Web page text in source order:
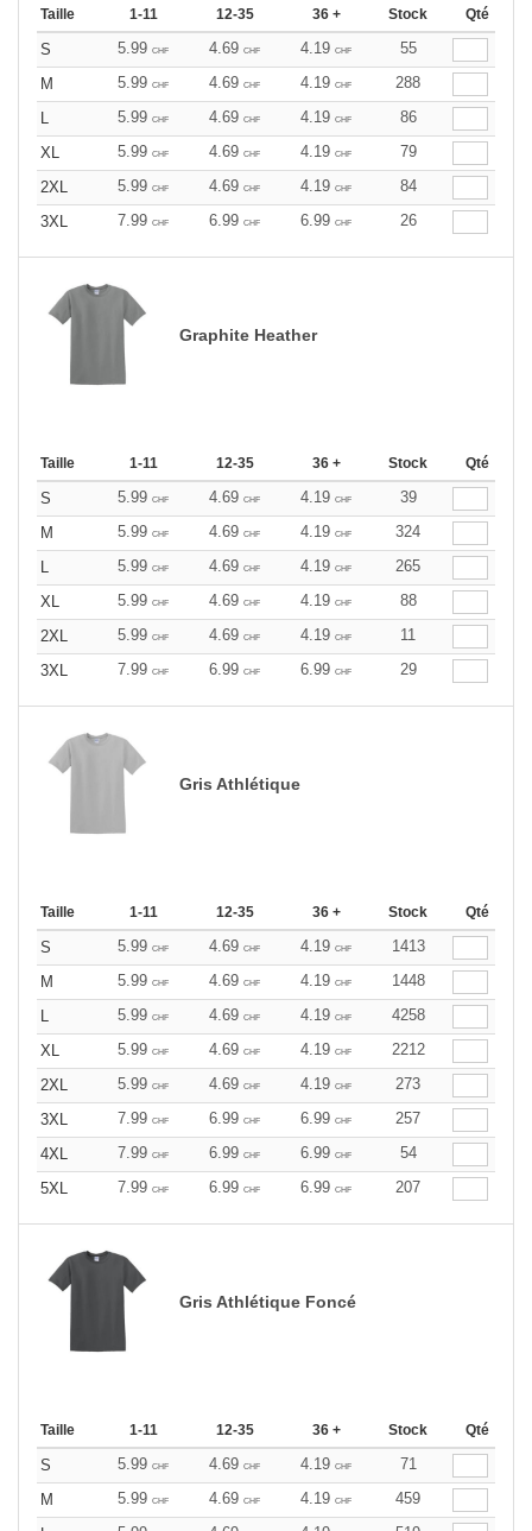
Taille 1-11 12-35 36 + Stock Qté
S 5.99 CHF 4.69 CHF 4.19 CHF
55
M
5.99 CHF 4.69 CHF 4.19 CHF
288
L
5.99 CHF 4.69 CHF 4.19 CHF
86
XL
5.99 CHF 4.69 CHF 4.19 CHF
79
2XL
5.99 CHF 4.69 CHF 4.19 CHF
84
3XL
7.99 CHF 6.99 CHF 6.99 CHF 26
Graphite Heather
Taille 1-11 12-35 36 + Stock Qté
S 5.99 CHF 4.69 CHF 4.19 CHF
39
M
5.99 CHF 4.69 CHF 4.19 CHF
324
L
5.99 CHF 4.69 CHF 4.19 CHF
265
XL
5.99 CHF 4.69 CHF 4.19 CHF
88
2XL
5.99 CHF 4.69 CHF 4.19 CHF
11
3XL
7.99 CHF 6.99 CHF 6.99 CHF 29
Gris Athlétique
Taille 1-11 12-35 36 + Stock Qté
S 5.99 CHF 4.69 CHF 4.19 CHF
1413
M
5.99 CHF 4.69 CHF 4.19 CHF
1448
L
5.99 CHF 4.69 CHF 4.19 CHF
4258
XL
5.99 CHF 4.69 CHF 4.19 CHF
2212
2XL
5.99 CHF 4.69 CHF 4.19 CHF
273
3XL
7.99 CHF 6.99 CHF 6.99 CHF
257
4XL
7.99 CHF 6.99 CHF 6.99 CHF
54
5XL
7.99 CHF 6.99 CHF 6.99 CHF 207
Gris Athlétique Foncé
Taille 1-11 12-35 36 + Stock Qté
S 5.99 CHF 4.69 CHF 4.19 CHF
71
M
5.99 CHF 4.69 CHF 4.19 CHF
459